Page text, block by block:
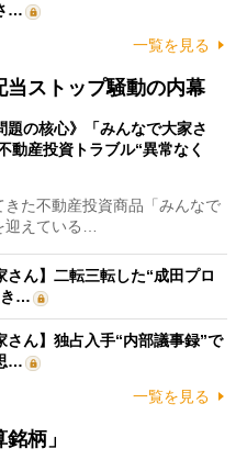
…
一覧を見る
当ストップ騒動の内幕
題の核心》「みんなで大家さ
動産投資トラブル“異常なく
た不動産投資商品「みんなで
迎えている…
さん】二転三転した“成田プロ
き…
さん】独占入手“内部議事録”で
…
一覧を見る
柄」